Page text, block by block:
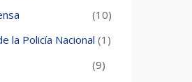
(10)
la Policía Nacional (1)
(9)